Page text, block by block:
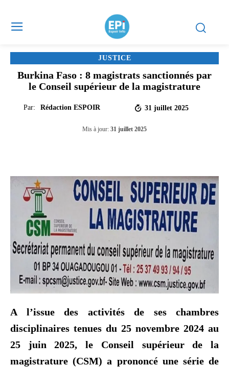
JUSTICE
Burkina Faso : 8 magistrats sanctionnés par
le Conseil supérieur de la magistrature
Par: Rédaction ESPOIR 31 juillet 2025
Mis à jour: 31 juillet 2025
A l’issue des activités de ses chambres
disciplinaires tenues du 25 novembre 2024 au
25 juin 2025, le Conseil supérieur de la
magistrature (CSM) a prononcé une série de